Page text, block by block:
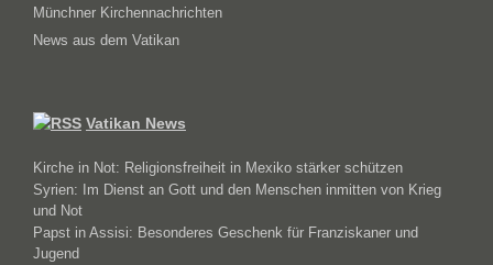
Münchner Kirchennachrichten
News aus dem Vatikan
Vatikan News
Kirche in Not: Religionsfreiheit in Mexiko stärker schützen
Syrien: Im Dienst an Gott und den Menschen inmitten von Krieg
und Not
Papst in Assisi: Besonderes Geschenk für Franziskaner und
Jugend